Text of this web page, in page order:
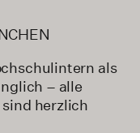
als
– alle
herzlich